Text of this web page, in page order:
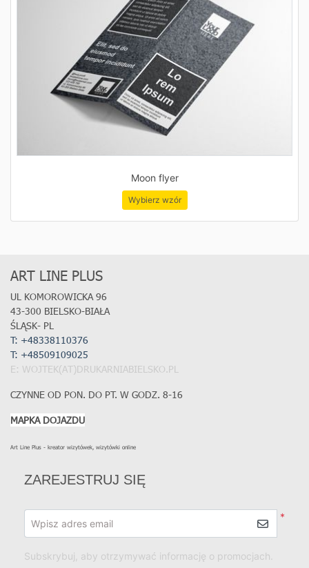
Moon flyer
Wybierz wzór
ART LINE PLUS
UL KOMOROWICKA 96
43-300 BIELSKO-BIAŁA
ŚLĄSK- PL
T: +48338110376
T: +48509109025
E: WOJTEK(AT)DRUKARNIABIELSKO.PL
CZYNNE OD PON. DO PT. W GODZ. 8-16
MAPKA DOJAZDU
Art Line Plus - kreator wizytówek, wizytówki online
ZAREJESTRUJ SIĘ
*
Wpisz adres email
Subskrybuj, aby otrzymywać informację o promocjach.